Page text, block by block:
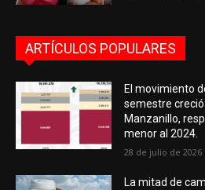
ARTÍCULOS POPULARES
El movimiento
semestre
Manzanillo,
menor al 2024.
28 de julio de 2026
La mitad de